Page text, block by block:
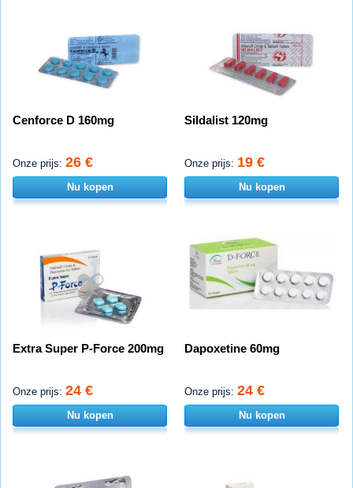
Cenforce D 160mg
Onze prijs: 26 €
Nu kopen
Sildalist 120mg
Onze prijs: 19 €
Nu kopen
Extra Super P-Force 200mg
Onze prijs: 24 €
Nu kopen
Dapoxetine 60mg
Onze prijs: 24 €
Nu kopen